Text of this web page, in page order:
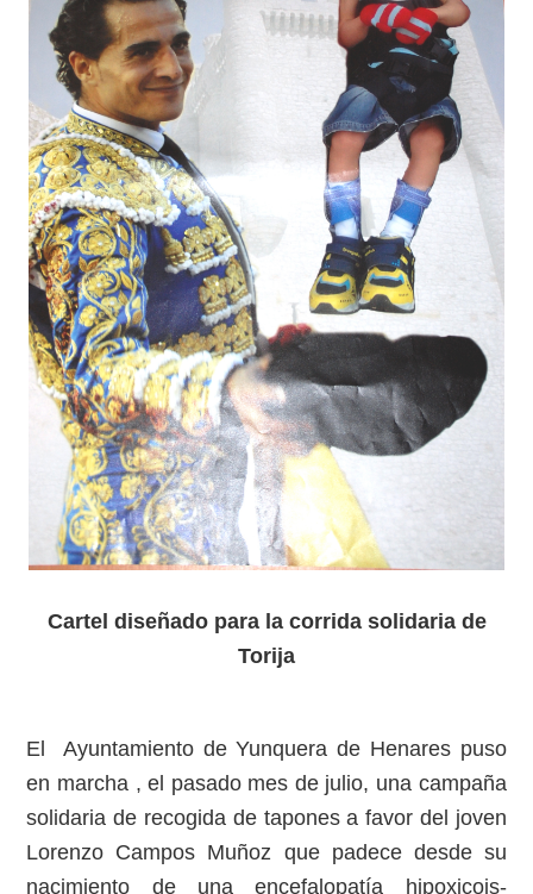
Cartel diseñado para la corrida solidaria de
Torija
El Ayuntamiento de Yunquera de Henares puso
en marcha , el pasado mes de julio, una campaña
solidaria de recogida de tapones a favor del joven
Lorenzo Campos Muñoz que padece desde su
nacimiento de una encefalopatía hipoxicois-